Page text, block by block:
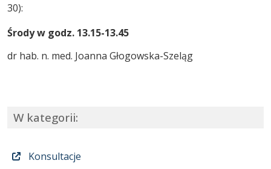
30):
Środy w godz. 13.15-13.45
dr hab. n. med. Joanna Głogowska-Szeląg
W kategorii:
Konsultacje